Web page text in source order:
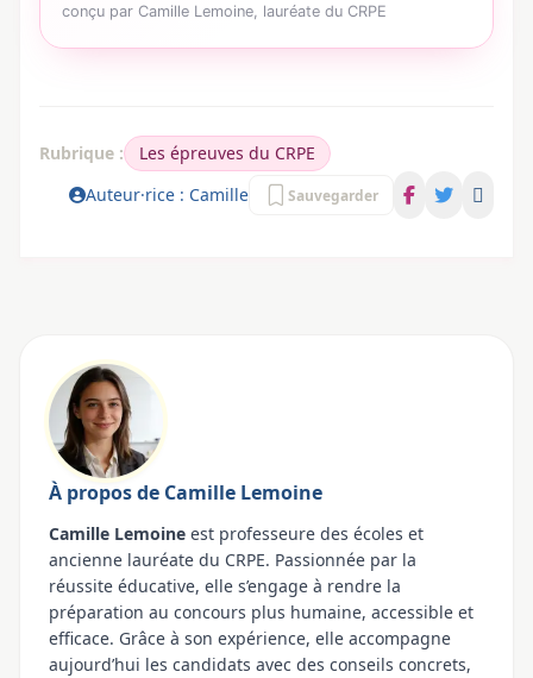
conçu par Camille Lemoine, lauréate du CRPE
Rubrique :
Les épreuves du CRPE
Auteur·rice : Camille
Sauvegarder
À propos de Camille Lemoine
Camille Lemoine est professeure des écoles et
ancienne lauréate du CRPE. Passionnée par la
réussite éducative, elle s’engage à rendre la
préparation au concours plus humaine, accessible et
efficace. Grâce à son expérience, elle accompagne
aujourd’hui les candidats avec des conseils concrets,